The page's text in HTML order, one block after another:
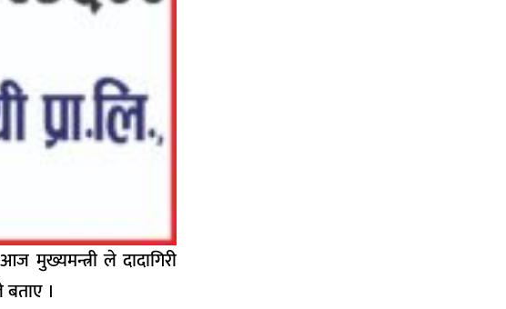
मुख्यमन्त्री ले दादागिरी
बताए ।